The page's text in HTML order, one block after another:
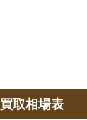
取相場表